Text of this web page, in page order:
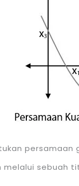
melalui sebuah